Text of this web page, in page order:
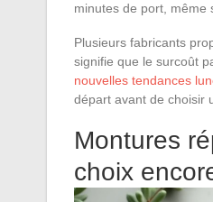
minutes de port, même
Plusieurs fabricants
signifie que le surcoût
nouvelles tendances
départ avant de choisir
Montures
choix